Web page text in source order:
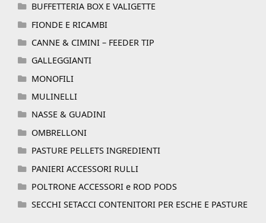
BUFFETTERIA BOX E VALIGETTE
FIONDE E RICAMBI
CANNE & CIMINI – FEEDER TIP
GALLEGGIANTI
MONOFILI
MULINELLI
NASSE & GUADINI
OMBRELLONI
PASTURE PELLETS INGREDIENTI
PANIERI ACCESSORI RULLI
POLTRONE ACCESSORI e ROD PODS
SECCHI SETACCI CONTENITORI PER ESCHE E PASTURE